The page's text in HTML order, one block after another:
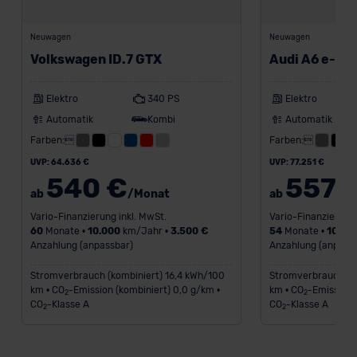
Neuwagen
Volkswagen ID.7 GTX
Elektro
340 PS
Automatik
Kombi
Farben:
UVP: 64.636 €
ab 540 €/Monat
Vario-Finanzierung inkl. MwSt.
60Monate • 10.000km/Jahr • 3.500 €
Anzahlung (anpassbar)
Stromverbrauch (kombiniert) 16,4 kWh/100
km • CO2-Emission (kombiniert) 0,0 g/km •
CO2-Klasse A
Neuwagen
Audi A6 e-
Elektro
Automatik
Farben:
UVP: 77.251 €
ab 557
Vario-Finanzierung
54Monate •
Anzahlung
Stromverbrauch
km • CO2-Emission
CO2-Klasse A